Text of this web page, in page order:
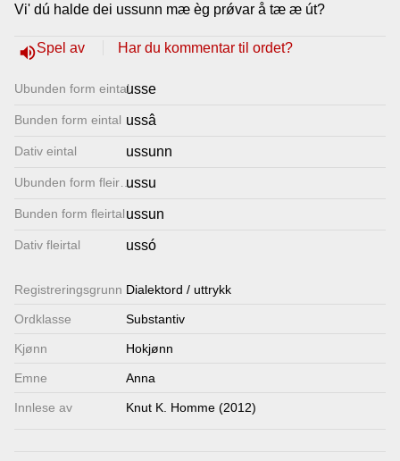
Vi' dú halde dei ussunn mæ èg prǿvar å tæ æ út?
volume_upSpel av Har du kommentar til ordet?
Ubunden form eintalusse
Bunden form eintal ussâ
Dativ eintal ussunn
Ubunden form fleirtal
ussu
Bunden form fleirtalussun
Dativ fleirtal ussó
Registrerings­grunn Dialektord / uttrykk
Ordklasse Substantiv
Kjønn Hokjønn
Emne Anna
Innlese av Knut K. Homme (2012)
Lenkjer
Kontakt
oss